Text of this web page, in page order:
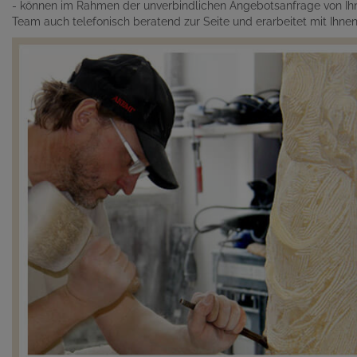
- können im Rahmen der unverbindlichen Angebotsanfrage von
Team auch telefonisch beratend zur Seite und erarbeitet mit